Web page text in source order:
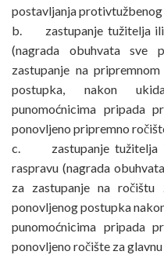
postavljanja protivtužbenog
b. zastupanje tužitelja ili
(nagrada obuhvata sve
zastupanje na
postupka, nakon
punomoćnicima pripada
ponovljeno pripremno
c. zastupanje tužitelja ili
raspravu (nagrada
za zastupanje na ročištu
ponovljenog postupka
punomoćnicima pripada
ponovljeno ročište za